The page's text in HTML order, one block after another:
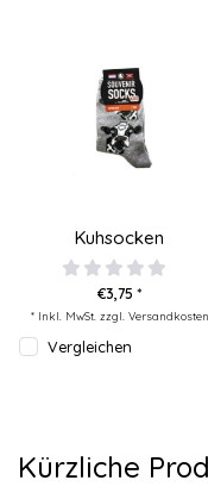
Kuhsocken
€3,75 *
* Inkl. MwSt. zzgl. Versandkosten
Vergleichen
Kürzliche